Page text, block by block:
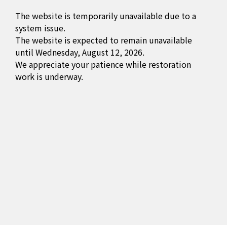
The website is temporarily unavailable due to a
system issue.
The website is expected to remain unavailable
until Wednesday, August 12, 2026.
We appreciate your patience while restoration
work is underway.